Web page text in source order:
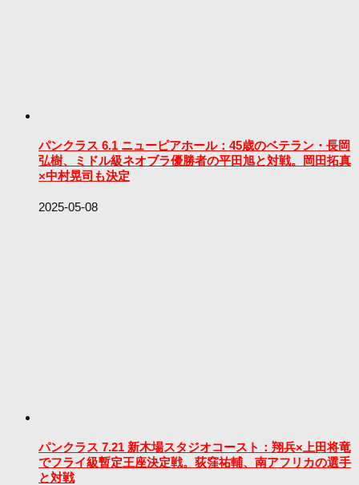
パンクラス 6.1 ニューピアホール：45歳のベテラン・長岡
弘樹、ミドル級ネオブラ優勝者の平田旭と対戦。岡田拓真
×中村晃司も決定
2025-05-08
パンクラス 7.21 新木場スタジオコースト：翔兵×上田将竜
でフライ級暫定王座決定戦。荻窪祐輔、南アフリカの選手
と対戦